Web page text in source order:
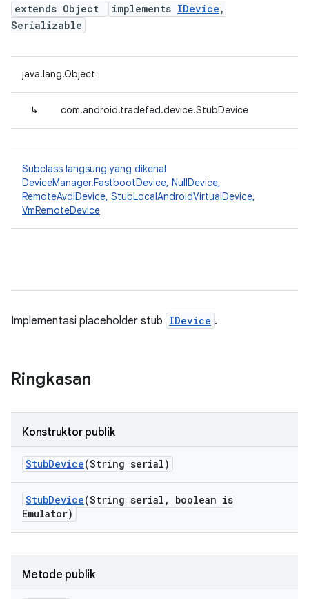
extends Object
implements IDevice ,
Serializable
java.lang.Object
↳ com.android.tradefed.device.StubDevice
Subclass langsung yang dikenal
DeviceManager.FastbootDevice, NullDevice,
RemoteAvdIDevice, StubLocalAndroidVirtualDevice,
VmRemoteDevice
Implementasi placeholder stub IDevice .
Ringkasan
Konstruktor publik
StubDevice(String serial)
StubDevice(String serial ,
boolean is
Emulator)
Metode publik